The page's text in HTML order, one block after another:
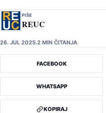
PIŠE
REUC
26. JUL 2025.2 MIN ČITANJA
FACEBOOK
WHATSAPP
KOPIRAJ